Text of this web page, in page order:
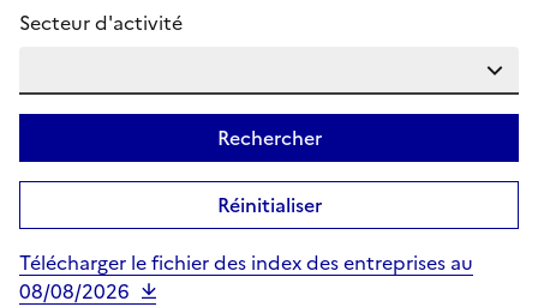
Secteur d'activité
Rechercher
Réinitialiser
Télécharger le fichier des index des entreprises au
08/08/2026